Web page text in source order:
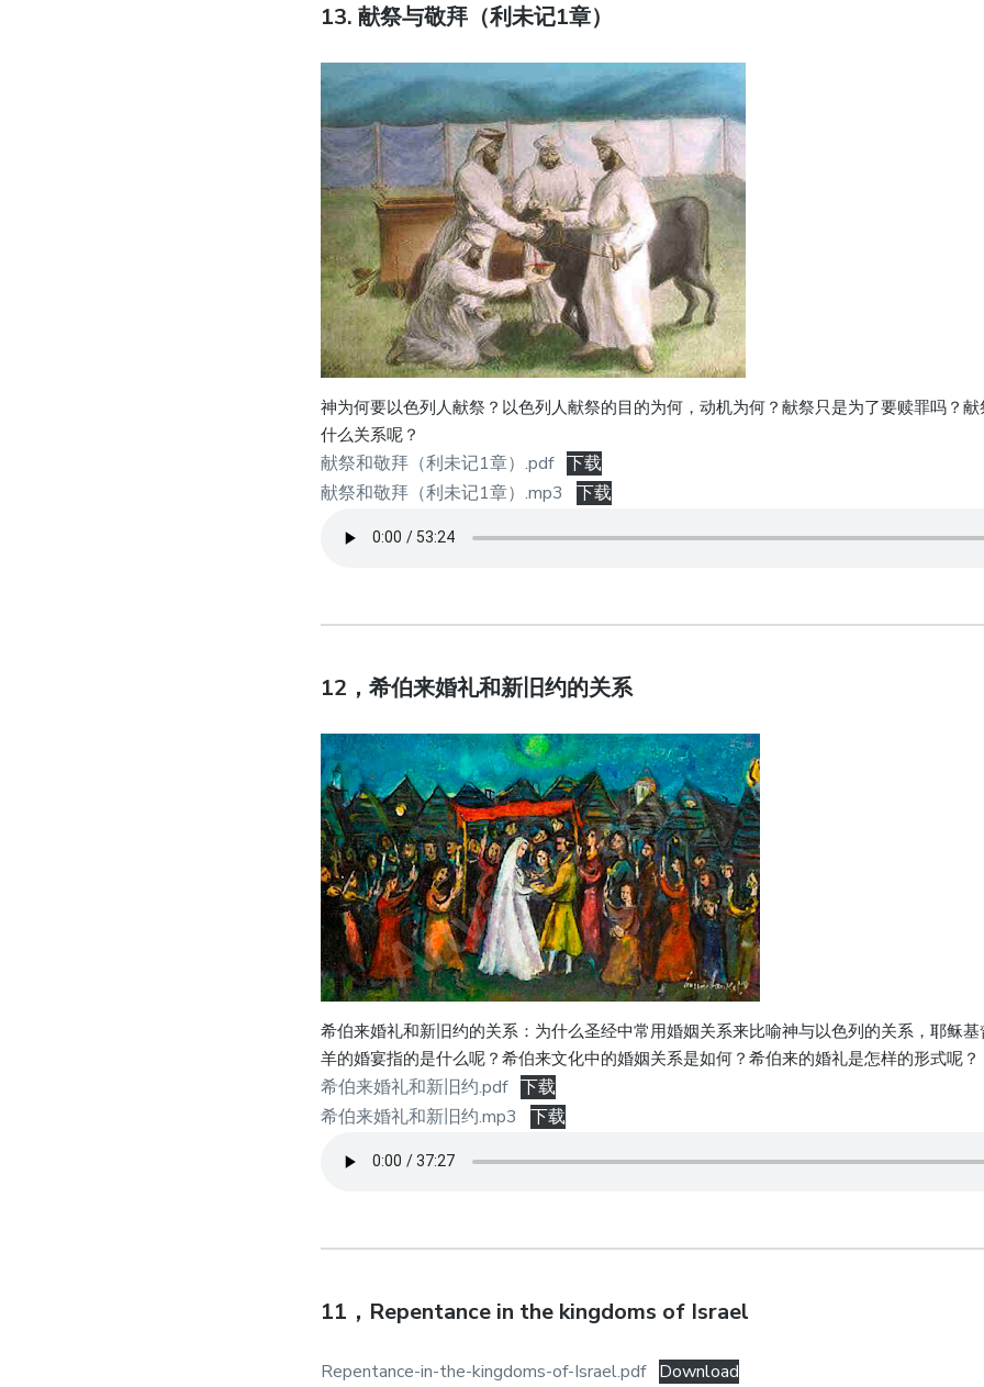
13. 献祭与敬拜（利未记1章）
神为何要以色列人献祭？以色列人献祭的目的为何，动机为何？献祭只是为了要赎罪吗？
什么关系呢？
献祭和敬拜（利未记1章）.pdf 下载
献祭和敬拜（利未记1章）.mp3
下载
12，希伯来婚礼和新旧约的关系
希伯来婚礼和新旧约的关系：为什么圣经中常用婚姻关系来比喻神与以色列的关系，耶稣
羊的婚宴指的是什么呢？希伯来文化中的婚姻关系是如何？希伯来的婚礼是怎样的形式呢？
希伯来婚礼和新旧约.pdf 下载
希伯来婚礼和新旧约.mp3
下载
11，Repentance in the kingdoms of Israel
Repentance-in-the-kingdoms-of-Israel.pdf Download